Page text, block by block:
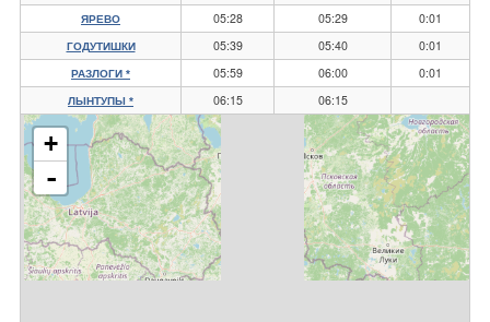
ЯРЕВО 05:28 05:29 0:01
ГОДУТИШКИ 05:39 05:40 0:01
РАЗЛОГИ * 05:59 06:00 0:01
ЛЫНТУПЫ * 06:15 06:15
+
-